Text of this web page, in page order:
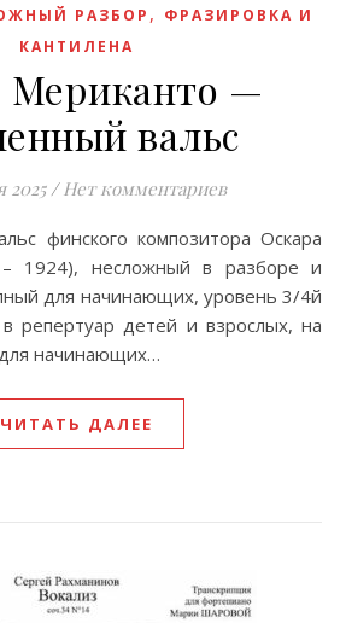
РАЗБОР , ФРАЗИРОВКА И
КАНТИЛЕНА
Мериканто —
вальс
2025/ Нет комментариев
1924), несложный в разборе и
для начинающих, уровень 3/4й
детей и взрослых, на
начинающих…
ЧИТАТЬ ДАЛЕЕ